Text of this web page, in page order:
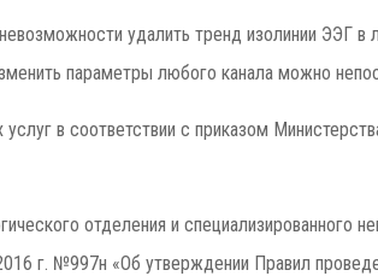
удалить тренд изолинии ЭЭГ
параметры любого канала можно
в соответствии с приказом
отделения и специализированного
г. №997н «Об утверждении Правил